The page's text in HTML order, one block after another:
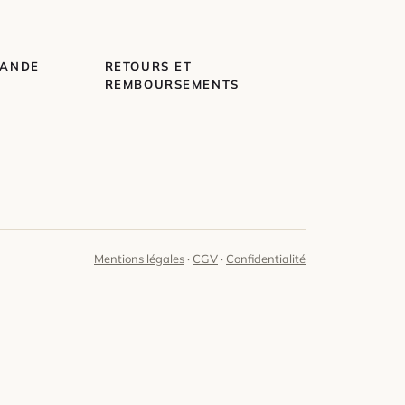
RETOURS ET
REMBOURSEMENTS
Mentions légales·CGV·Confidentialité